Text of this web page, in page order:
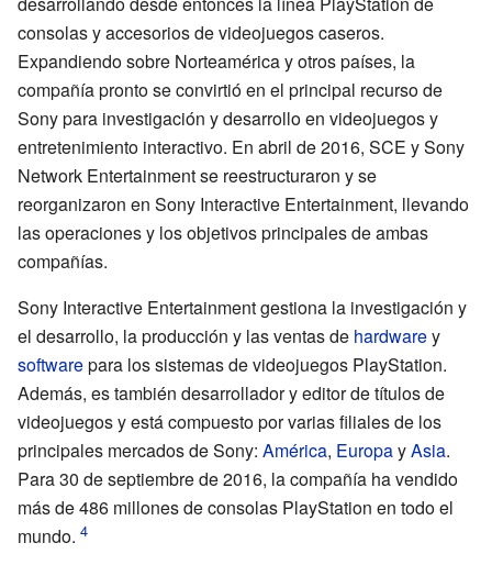
consolas y accesorios de videojuegos caseros.
Expandiendo sobre Norteamérica y otros países, la
compañía pronto se convirtió en el principal recurso de
Sony para investigación y desarrollo en videojuegos y
entretenimiento interactivo. En abril de 2016, SCE ySony
Network Entertainmentse reestructuraron y se
reorganizaron en Sony Interactive Entertainment, llevando
las operaciones y los objetivos principales de ambas
compañías.
Sony Interactive Entertainment gestiona la investigación y
el desarrollo, la producción y las ventas de hardwarey
softwarepara los sistemas de videojuegos PlayStation.
Además, es también desarrollador y editor de títulos de
videojuegos y está compuesto por varias filiales de los
principales mercados de Sony: América, EuropayAsia.
Para 30 de septiembre de 2016, la compañía ha vendido
más de 486 millones de consolas PlayStation en todo el
mundo.